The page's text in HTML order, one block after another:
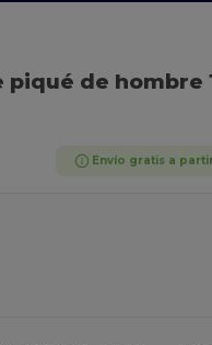
piqué de hombre
Envío gratis a